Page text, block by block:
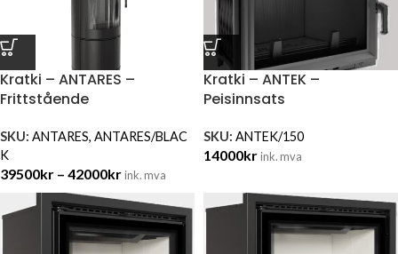
Kratki – ANTARES –
Frittstående
SKU: ANTARES, ANTARES/BLAC
K
39500kr – 42000krink. mva
Kratki – ANTEK –
Peisinnsats
SKU: ANTEK/150
14000krink. mva